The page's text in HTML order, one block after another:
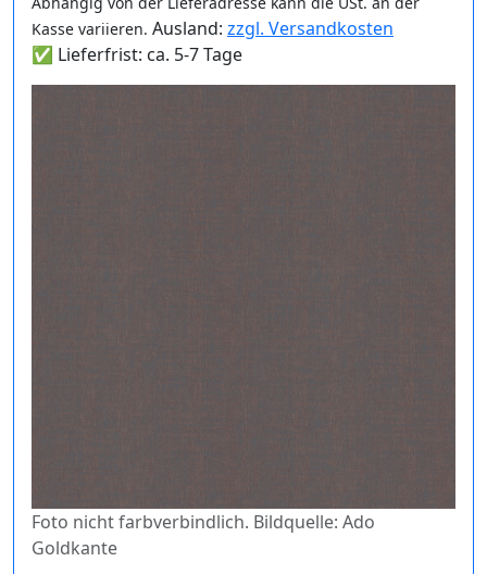
Kasse variieren. Ausland: zzgl. Versandkosten
✅ Lieferfrist: ca. 5-7 Tage
Foto nicht farbverbindlich. Bildquelle: Ado
Goldkante